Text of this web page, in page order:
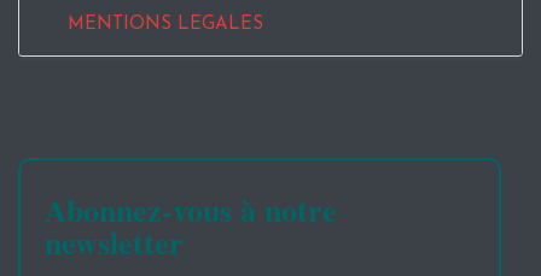
MENTIONS LEGALES
Abonnez-vous à notre
newsletter